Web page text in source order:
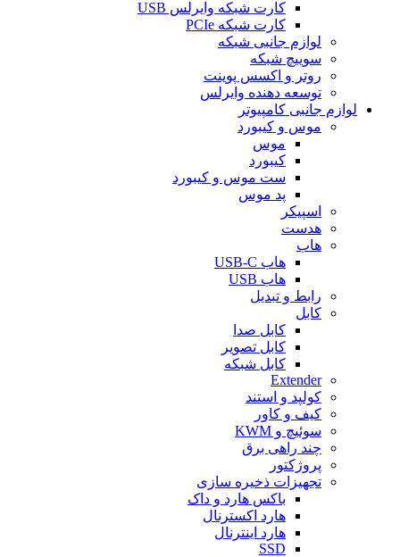
کارت شبکه وایرلس USB
کارت شبکه PCIe
لوازم جانبی شبکه
سوییچ شبکه
روتر و اکسس پوینت
توسعه دهنده وایرلس
لوازم جانبی کامپیوتر
موس و کیبورد
موس
کیبورد
ست موس و کیبورد
پد موس
اسپیکر
هدست
هاب
هاب USB-C
هاب USB
رابط و تبدیل
کابل
کابل صدا
کابل تصویر
کابل شبکه
Extender
کولپد و استند
کیف و کاور
سوئیچ و KWM
چند راهی برق
پروژکتور
تجهیزات ذخیره سازی
باکس هارد و داک
هارد اکسترنال
هارد اینترنال
SSD